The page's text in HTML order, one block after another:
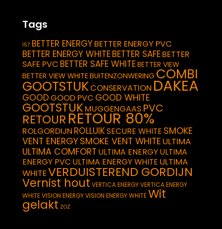
Tags
157 BETTER ENERGYBETTER ENERGY PVC
BETTER ENERGY WHITEBETTER SAFEBETTER
SAFE PVC BETTER SAFE WHITEBETTER VIEW
BETTER VIEW WHITEBUITENZONWERING COMBI
GOOTSTUKCONSERVATION DAKEA
GOOD GOOD PVC GOOD WHITE
GOOTSTUKMUGGENGAAS PVC
RETOUR RETOUR 80%
ROLGORDIJN ROLLUIKSECURE WHITE SMOKE
VENT ENERGYSMOKE VENT WHITE ULTIMA
ULTIMA COMFORT ULTIMA ENERGYULTIMA
ENERGY PVC ULTIMA ENERGY WHITE ULTIMA
WHITEVERDUISTEREND GORDIJN
Vernist hout VERTICA ENERGYVERTICA ENERGY
WHITEVISION ENERGYVISION ENERGY WHITEWit
gelakt ZOZ